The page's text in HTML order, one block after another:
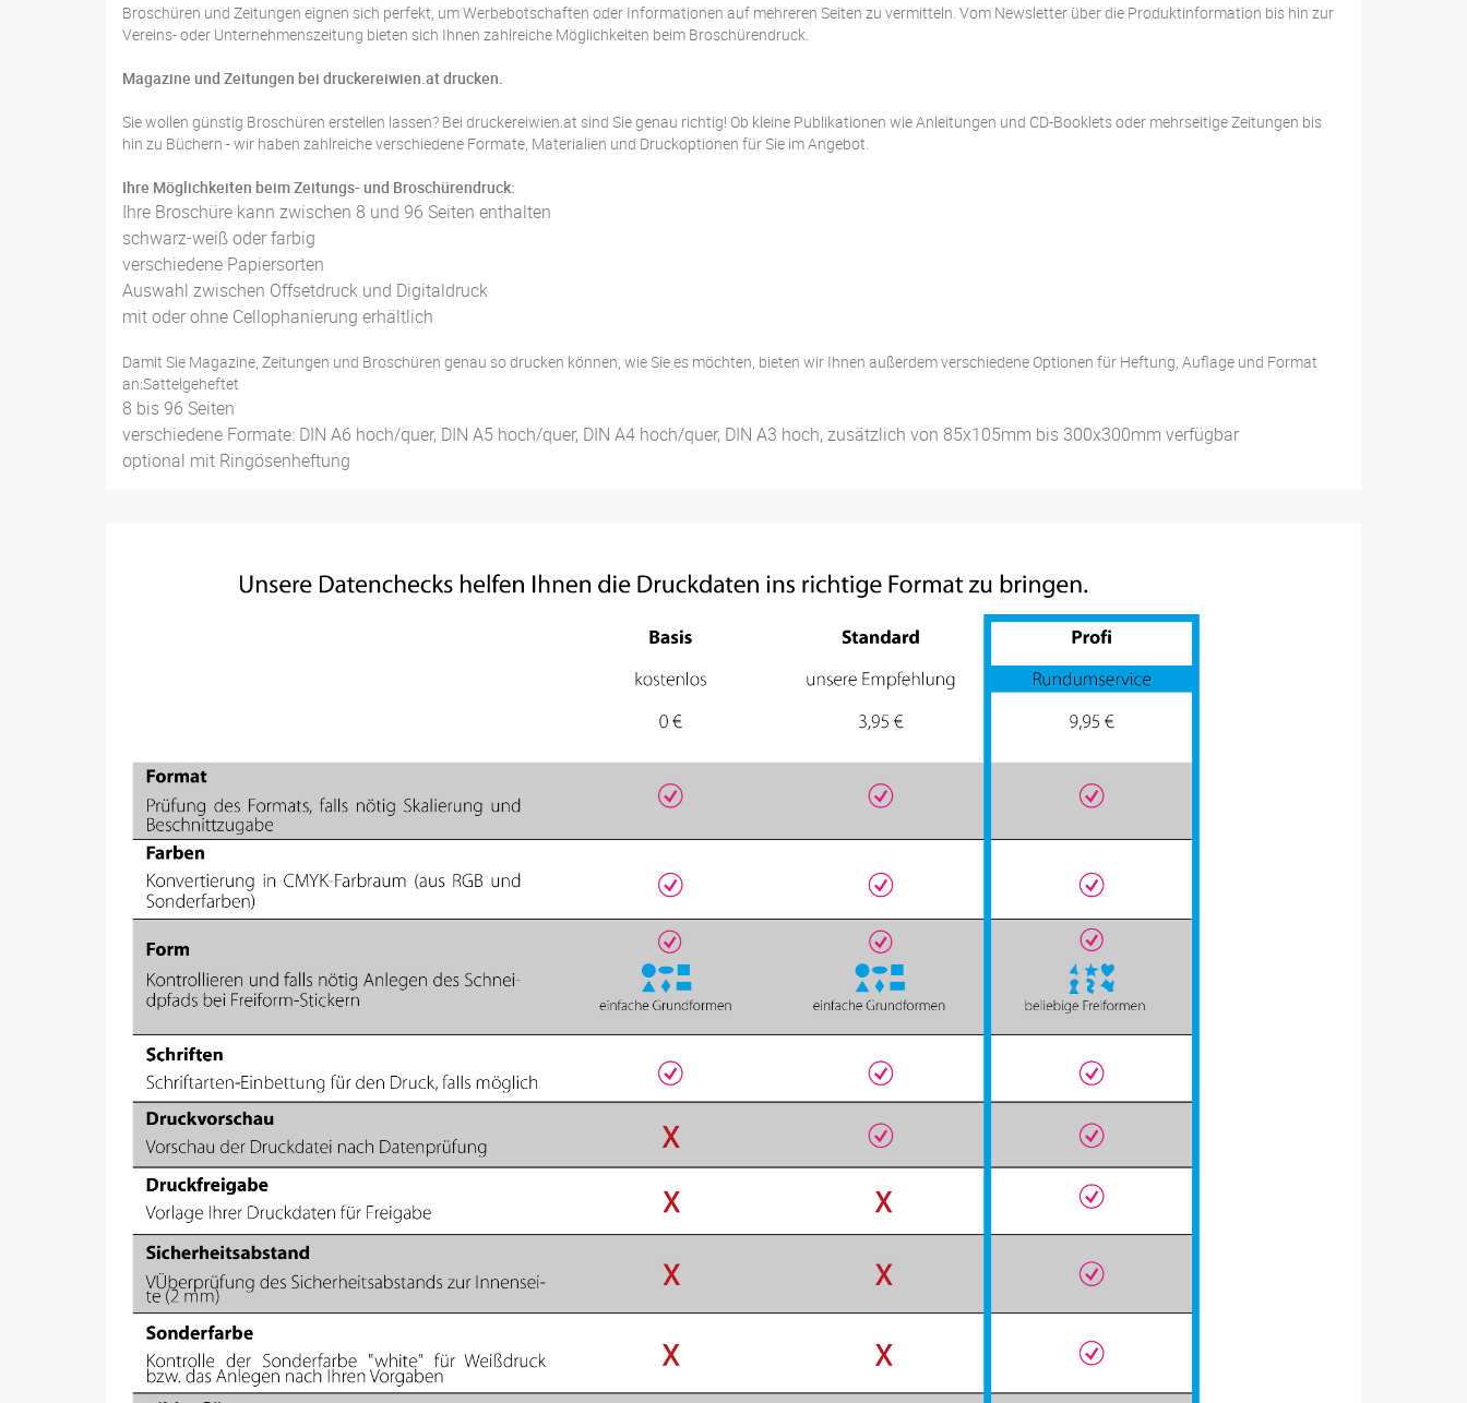
Broschüren und Zeitungen eignen sich perfekt, um Werbebotschaften oder Informationen auf mehreren Seiten zu vermitteln. Vom Newsletter über die Produktinformation bis hin zur
Vereins- oder Unternehmenszeitung bieten sich Ihnen zahlreiche Möglichkeiten beim Broschürendruck.
Magazine und Zeitungen bei druckereiwien.at drucken.
Sie wollen günstig Broschüren erstellen lassen? Bei druckereiwien.at sind Sie genau richtig! Ob kleine Publikationen wie Anleitungen und CD-Booklets oder mehrseitige Zeitungen bis
hin zu Büchern - wir haben zahlreiche verschiedene Formate, Materialien und Druckoptionen für Sie im Angebot.
Ihre Möglichkeiten beim Zeitungs- und Broschürendruck:
Ihre Broschüre kann zwischen 8 und 96 Seiten enthalten
schwarz-weiß oder farbig
verschiedene Papiersorten
Auswahl zwischen Offsetdruck und Digitaldruck
mit oder ohne Cellophanierung erhältlich
Damit Sie Magazine, Zeitungen und Broschüren genau so drucken können, wie Sie es möchten, bieten wir Ihnen außerdem verschiedene Optionen für Heftung, Auflage und Format
an:Sattelgeheftet
8 bis 96 Seiten
verschiedene Formate: DIN A6 hoch/quer, DIN A5 hoch/quer, DIN A4 hoch/quer, DIN A3 hoch, zusätzlich von 85x105mm bis 300x300mm verfügbar
optional mit Ringösenheftung